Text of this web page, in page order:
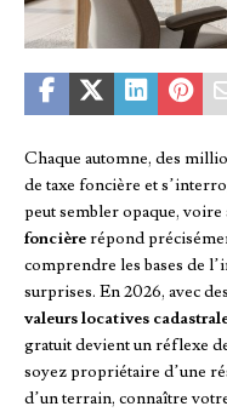
Chaque automne, des
de taxe foncière et
peut sembler opaque,
foncièrerépond
comprendre les bases de
surprises. En 2026, avec
valeurs locatives
gratuit devient un réflexe
soyez propriétaire d’une
d’un terrain, connaître